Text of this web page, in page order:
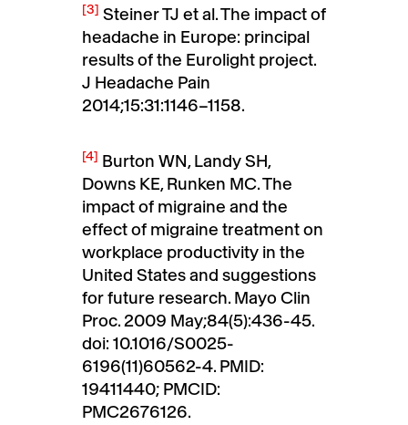
[3] Steiner TJ et al. The impact of
headache in Europe: principal
results of the Eurolight project.
J Headache Pain
2014;15:31:1146–1158.
[4] Burton WN, Landy SH,
Downs KE, Runken MC. The
impact of migraine and the
effect of migraine treatment on
workplace productivity in the
United States and suggestions
for future research. Mayo Clin
Proc. 2009 May;84(5):436-45.
doi: 10.1016/S0025-
6196(11)60562-4. PMID:
19411440; PMCID:
PMC2676126.